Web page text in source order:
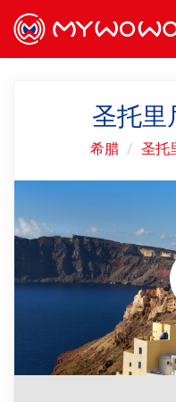
圣托里
希腊 圣托